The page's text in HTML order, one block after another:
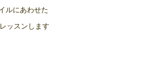
ルにあわせた
スンします